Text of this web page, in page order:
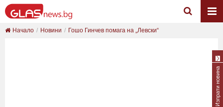
Начало Новини Гошо Гинчев помага на „Левски“
Изпрати новина